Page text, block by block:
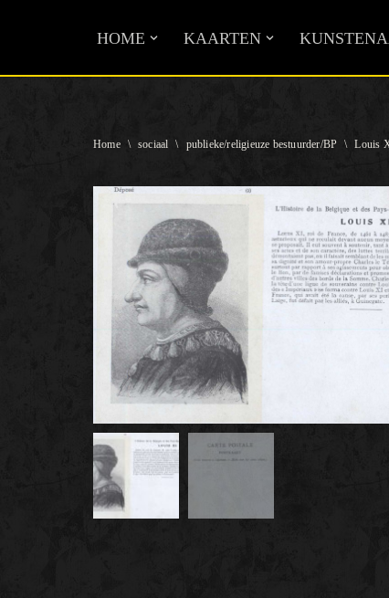
naar
HOME KAARTEN
Home \ sociaal \ publieke/religieuze bestuurder/BP \ Louis